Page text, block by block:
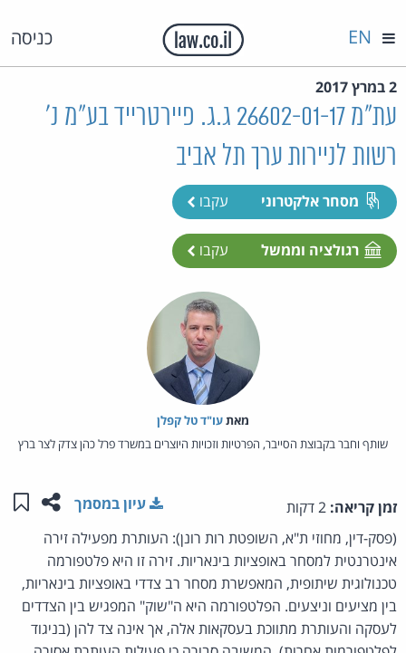
כניסה EN
2 במרץ 2017
עת"מ 26602-01-17 ג.ג. פיירטרייד בע"מ נ'
רשות לניירות ערך תל אביב
מסחר אלקטרוני עקבו
רגולציה וממשל עקבו
מאת‏עו"ד טל קפלן
שותף וחבר בקבוצת הסייבר, הפרטיות וזכויות היוצרים במשרד פרל כהן צדק לצר ברץ
זמן קריאה: שתפו
עיון במסמך
(פסק-דין, מחוזי ת"א, השופטת רות רונן): העותרת מפעילה זירה
אינטרנטית למסחר באופציות בינאריות. זירה זו היא פלטפורמה
טכנולוגית שיתופית, המאפשרת מסחר רב צדדי באופציות בינאריות,
בין מציעים וניצעים. הפלטפורמה היא ה"שוק" המפגיש בין הצדדים
לעסקה והעותרת מתווכת בעסקאות אלה, אך אינה צד להן (בניגוד